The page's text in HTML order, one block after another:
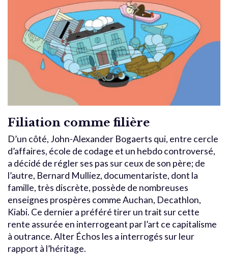
Filiation comme filière
D’un côté, John-Alexander Bogaerts qui, entre cercle
d’affaires, école de codage et un hebdo controversé,
a décidé de régler ses pas sur ceux de son père; de
l’autre, Bernard Mulliez, documentariste, dont la
famille, très discrète, possède de nombreuses
enseignes prospères comme Auchan, Decathlon,
Kiabi. Ce dernier a préféré tirer un trait sur cette
rente assurée en interrogeant par l’art ce capitalisme
à outrance. Alter Échos les a interrogés sur leur
rapport à l’héritage.